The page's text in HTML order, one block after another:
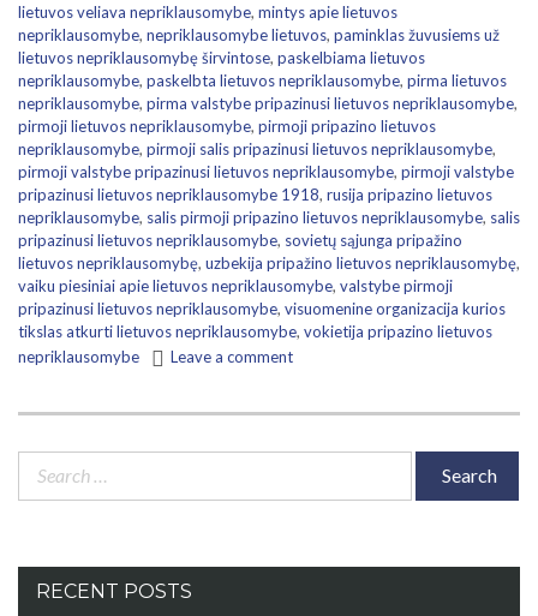
lietuvos veliava nepriklausomybe, mintys apie lietuvos
nepriklausomybe, nepriklausomybe lietuvos, paminklas žuvusiems už
lietuvos nepriklausomybę širvintose, paskelbiama lietuvos
nepriklausomybe, paskelbta lietuvos nepriklausomybe, pirma lietuvos
nepriklausomybe, pirma valstybe pripazinusi lietuvos nepriklausomybe,
pirmoji lietuvos nepriklausomybe, pirmoji pripazino lietuvos
nepriklausomybe, pirmoji salis pripazinusi lietuvos nepriklausomybe,
pirmoji valstybe pripazinusi lietuvos nepriklausomybe, pirmoji valstybe
pripazinusi lietuvos nepriklausomybe 1918, rusija pripazino lietuvos
nepriklausomybe, salis pirmoji pripazino lietuvos nepriklausomybe, salis
pripazinusi lietuvos nepriklausomybe, sovietų sąjunga pripažino
lietuvos nepriklausomybę, uzbekija pripažino lietuvos nepriklausomybę,
vaiku piesiniai apie lietuvos nepriklausomybe, valstybe pirmoji
pripazinusi lietuvos nepriklausomybe, visuomenine organizacija kurios
tikslas atkurti lietuvos nepriklausomybe, vokietija pripazino lietuvos
nepriklausomybe
Leave a comment
Search
RECENT POSTS